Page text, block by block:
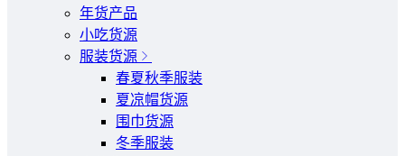
年货产品
小吃货源
服装货源
春夏秋季服装
夏凉帽货源
围巾货源
冬季服装